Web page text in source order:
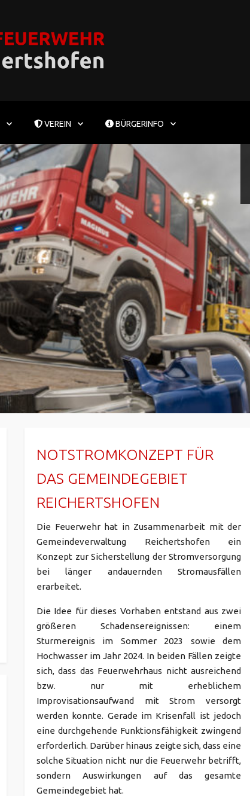
VEREIN BÜRGERINFO
NOTSTROMKONZEPT FÜR
DAS GEMEINDEGEBIET
REICHERTSHOFEN
Die Feuerwehr hat in Zusammenarbeit mit der
Gemeindeverwaltung Reichertshofen ein
Konzept zur Sicherstellung der Stromversorgung
bei länger andauernden Stromausfällen
erarbeitet.
Die Idee für dieses Vorhaben entstand aus zwei
größeren Schadensereignissen: einem
Sturmereignis im Sommer 2023 sowie dem
Hochwasser im Jahr 2024. In beiden Fällen zeigte
sich, dass das Feuerwehrhaus nicht ausreichend
bzw. nur mit erheblichem
Improvisationsaufwand mit Strom versorgt
werden konnte. Gerade im Krisenfall ist jedoch
eine durchgehende Funktionsfähigkeit zwingend
erforderlich. Darüber hinaus zeigte sich, dass eine
solche Situation nicht nur die Feuerwehr betrifft,
sondern Auswirkungen auf das gesamte
Gemeindegebiet hat.